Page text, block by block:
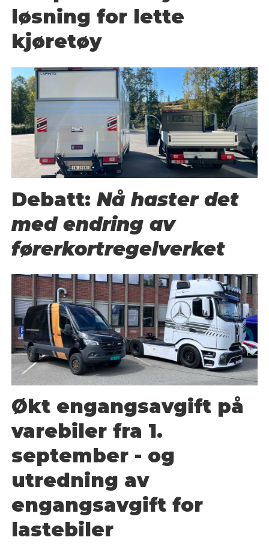
løsning for lette
kjøretøy
Debatt:Nå haster det
med endring av
førerkortregelverket
Økt engangsavgift på
varebiler fra 1.
september - og
utredning av
engangsavgift for
lastebiler